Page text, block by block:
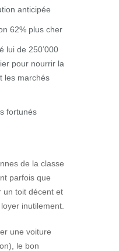
anticipée
62% plus cher
lui de 250’000
pour nourrir la
les marchés
fortunés
de la classe
parfois que
un toit décent et
inutilement.
une voiture
le bon